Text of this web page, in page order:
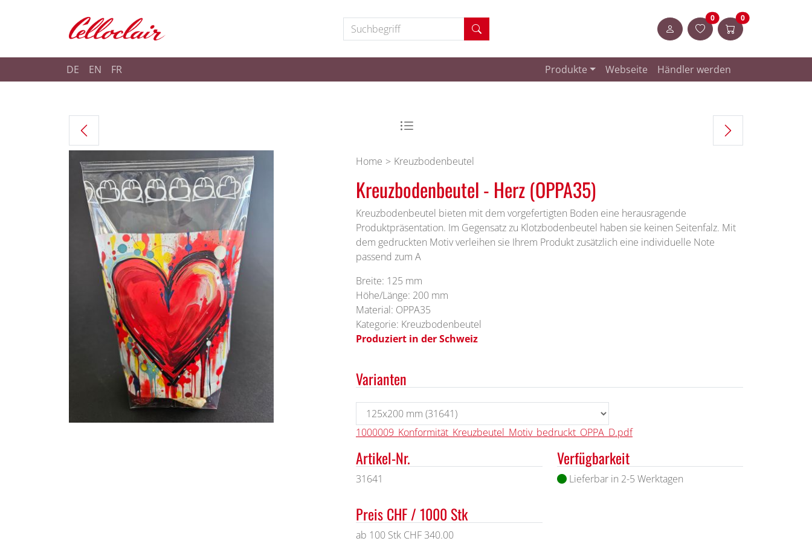
Shop Celloclair Suchbegriff Anmelden
0Artikel in der Merkliste
0Artikel im
DE EN FR Produkte Webseite Händler werden
Home Kreuzbodenbeutel
Kreuzbodenbeutel - Herz (OPPA35)
Kreuzbodenbeutel bieten mit dem vorgefertigten Boden eine herausragende
Produktpräsentation. Im Gegensatz zu Klotzbodenbeutel haben sie keinen Seitenfalz. Mit
dem gedruckten Motiv verleihen sie Ihrem Produkt zusätzlich eine individuelle Note
passend zum A
Breite: 125 mm
Höhe/Länge: 200 mm
Material: OPPA35
Kategorie: Kreuzbodenbeutel
Produziert in der Schweiz
Varianten
1000009_Konformität_Kreuzbeutel_Motiv_bedruckt_OPPA_D.pdf
Artikel-Nr.
31641
Verfügbarkeit
Lieferbar in 2-5 Werktagen
Preis CHF / 1000 Stk
ab 100 Stk CHF 340.00